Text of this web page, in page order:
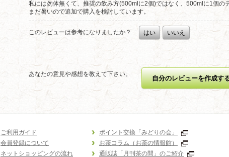
私には勿体無くて、推奨の飲み方(500mlに2個)ではなく、500mlに1個の
まだ暑いので追加で購入を検討しています。
このレビューは参考になりましたか？ はい いいえ
あなたの意見や感想を教えて下さい。
自分のレビューを作成す
ご利用ガイド
会員登録について
ネットショッピングの流れ
ポイント交換「みどりの会」
お茶コラム（お茶の情報館）
通販誌「月刊茶の間」のご紹介